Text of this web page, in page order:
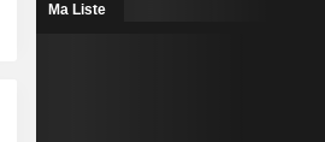
Ma Liste